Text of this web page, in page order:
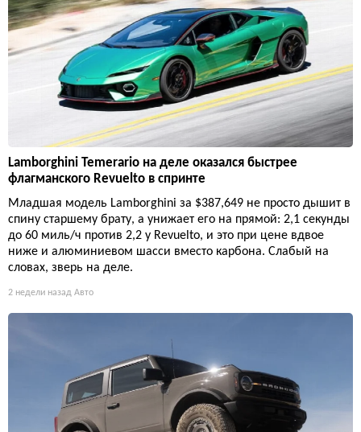
Lamborghini Temerario на деле оказался быстрее
флагманского Revuelto в спринте
Младшая модель Lamborghini за $387,649 не просто дышит в
спину старшему брату, а унижает его на прямой: 2,1 секунды
до 60 миль/ч против 2,2 у Revuelto, и это при цене вдвое
ниже и алюминиевом шасси вместо карбона. Слабый на
словах, зверь на деле.
2 недели назад Авто